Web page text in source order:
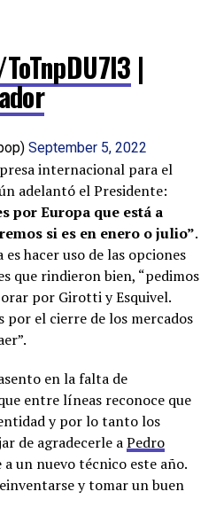
|
September 5, 2022
internacional para el
adelantó el Presidente:
por Europa que está a
si es en enero o julio”.
hacer uso de las opciones
que rindieron bien, “pedimos
por Girotti y Esquivel.
el cierre de los mercados
en la falta de
entre líneas reconoce que
y por lo tanto los
de agradecerle aPedro
un nuevo técnico este año.
y tomar un buen